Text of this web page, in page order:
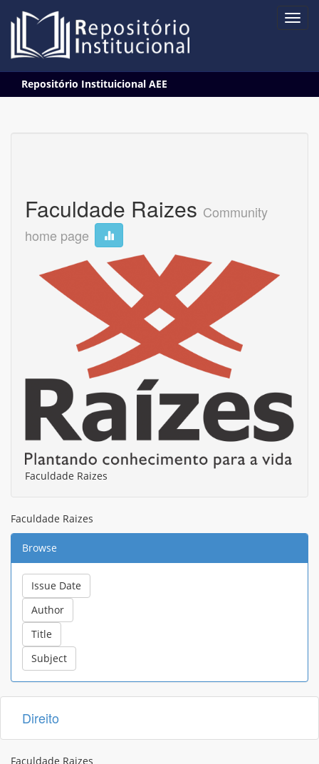
navigation
Repositório Instituicional AEE
Faculdade Raizes Community
home page
Faculdade Raizes
Faculdade Raizes
Browse
Direito
Faculdade Raizes